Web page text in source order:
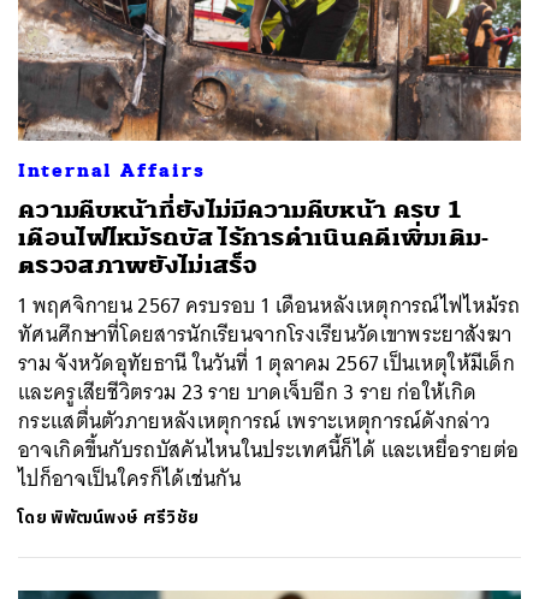
Internal Affairs
ความคืบหน้าที่ยังไม่มีความคืบหน้า ครบ 1
เดือนไฟไหม้รถบัส ไร้การดำเนินคดีเพิ่มเติม-
ตรวจสภาพยังไม่เสร็จ
1 พฤศจิกายน 2567 ครบรอบ 1 เดือนหลังเหตุการณ์ไฟไหม้รถ
ทัศนศึกษาที่โดยสารนักเรียนจากโรงเรียนวัดเขาพระยาสังฆา
ราม จังหวัดอุทัยธานี ในวันที่ 1 ตุลาคม 2567 เป็นเหตุให้มีเด็ก
และครูเสียชีวิตรวม 23 ราย บาดเจ็บอีก 3 ราย ก่อให้เกิด
กระแสตื่นตัวภายหลังเหตุการณ์ เพราะเหตุการณ์ดังกล่าว
อาจเกิดขึ้นกับรถบัสคันไหนในประเทศนี้ก็ได้ และเหยื่อรายต่อ
ไปก็อาจเป็นใครก็ได้เช่นกัน
โดยพิพัฒน์พงษ์ ศรีวิชัย
SHARE TWEET EMAIL